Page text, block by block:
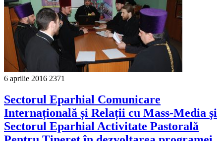
6 aprilie 2016 2371
Sectorul Eparhial Comunicare
Internațională și Relații cu Mass-Media și
Sectorul Eparhial Activitate Pastorală